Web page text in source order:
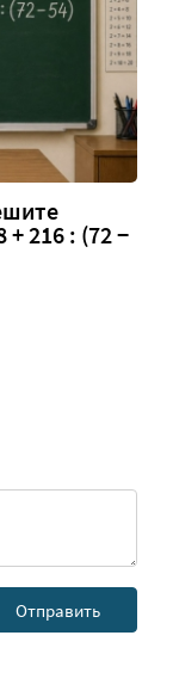
+ 216 : (72 −